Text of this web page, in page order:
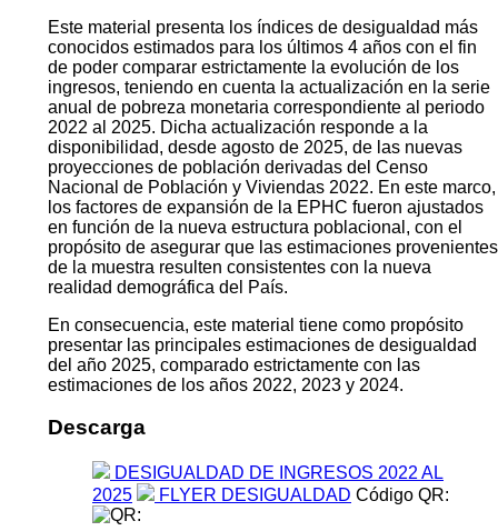
Este material presenta los índices de desigualdad más
conocidos estimados para los últimos 4 años con el fin
de poder comparar estrictamente la evolución de los
ingresos, teniendo en cuenta la actualización en la serie
anual de pobreza monetaria correspondiente al periodo
2022 al 2025. Dicha actualización responde a la
disponibilidad, desde agosto de 2025, de las nuevas
proyecciones de población derivadas del Censo
Nacional de Población y Viviendas 2022. En este marco,
los factores de expansión de la EPHC fueron ajustados
en función de la nueva estructura poblacional, con el
propósito de asegurar que las estimaciones provenientes
de la muestra resulten consistentes con la nueva
realidad demográfica del País.
En consecuencia, este material tiene como propósito
presentar las principales estimaciones de desigualdad
del año 2025, comparado estrictamente con las
estimaciones de los años 2022, 2023 y 2024.
Descarga
DESIGUALDAD DE INGRESOS 2022 AL
2025
FLYER DESIGUALDAD Código QR: